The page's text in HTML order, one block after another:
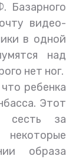
Базарного
видео-
в одной
над
нет ног.
ребенка
Этот
сесть за
образа